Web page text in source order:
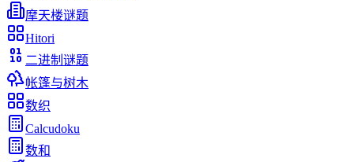
摩天楼谜题
Hitori
二进制谜题
帐篷与树木
数织
Calcudoku
数和